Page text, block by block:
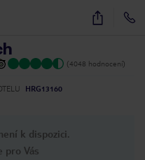
18
(4048 hodnocení)
HRG13160
k dispozici.
pro Vás